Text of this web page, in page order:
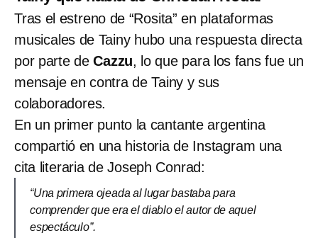
Tras el estreno de “Rosita” en plataformas
musicales de Tainy hubo una respuesta directa
por parte deCazzu, lo que para los fans fue un
mensaje en contra de Tainy y sus
colaboradores.
En un primer punto la cantante argentina
compartió en una historia de Instagram una
cita literaria de Joseph Conrad:
“Una primera ojeada al lugar bastaba para
comprender que era el diablo el autor de aquel
espectáculo”.